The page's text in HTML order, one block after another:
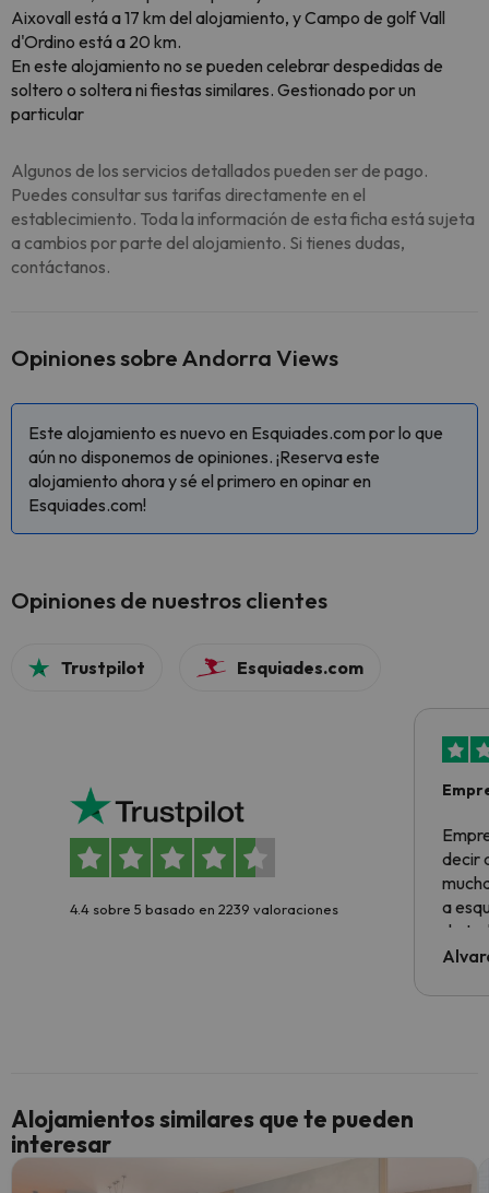
Aixovall está a 17 km del alojamiento, y Campo de golf Vall
d'Ordino está a 20 km.
En este alojamiento no se pueden celebrar despedidas de
soltero o soltera ni fiestas similares. Gestionado por un
particular
Algunos de los servicios detallados pueden ser de pago.
Puedes consultar sus tarifas directamente en el
establecimiento. Toda la información de esta ficha está sujeta
a cambios por parte del alojamiento. Si tienes dudas,
contáctanos.
Opiniones sobre Andorra Views
Este alojamiento es nuevo en Esquiades.com por lo que
aún no disponemos de opiniones. ¡Reserva este
alojamiento ahora y sé el primero en opinar en
Esquiades.com!
Opiniones de nuestros clientes
Trustpilot Esquiades.com
4.4 sobre 5 basado en 2239 valoraciones
decir
a
de
al
culpa
Alojamientos similares que te pueden
interesar